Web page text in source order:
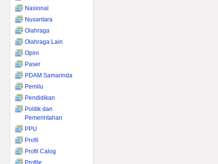
Nasional
Nusantara
Olahraga
Olahraga Lain
Opini
Paser
PDAM Samarinda
Pemilu
Pendidikan
Politik dan
Pemerintahan
PPU
Profil
Profil Calog
Profile